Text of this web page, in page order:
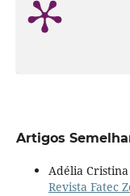
Artigos
Adélia
Revista Fatec